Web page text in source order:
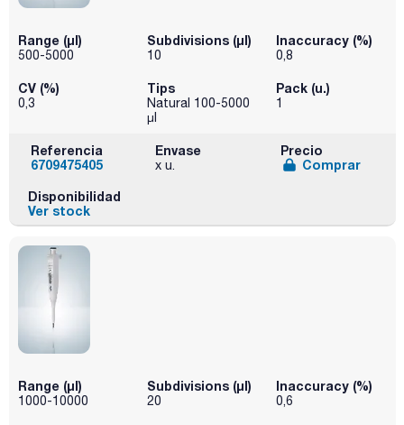
Range (µl)
500-5000
Subdivisions (µl)
10
Inaccuracy (%)
0,8
CV (%)
0,3
Tips
Natural 100-5000
µl
Pack (u.)
1
Referencia
6709475405
Envase
x u.
Precio
Comprar
Disponibilidad
Ver stock
Range (µl)
1000-10000
Subdivisions (µl)
20
Inaccuracy (%)
0,6